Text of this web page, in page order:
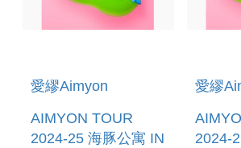
愛繆Aimyon
AIMYON TOUR
2024-25 海豚公寓 IN
愛繆
2024-